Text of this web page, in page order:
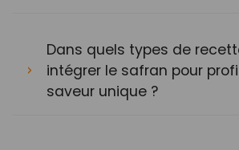
Dans quels types de
intégrer le safran pour
saveur unique ?